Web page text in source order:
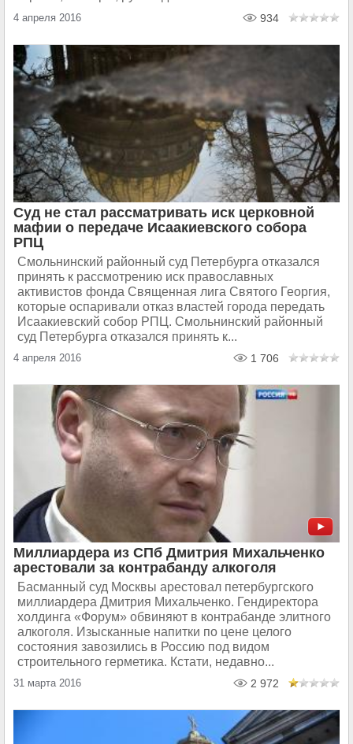
4 апреля 2016 934
Суд не стал рассматривать иск церковной
мафии о передаче Исаакиевского собора
РПЦ
Смольнинский районный суд Петербурга отказался
принять к рассмотрению иск православных
активистов фонда Священная лига Святого Георгия,
которые оспаривали отказ властей города передать
Исаакиевский собор РПЦ. Смольнинский районный
суд Петербурга отказался принять к...
4 апреля 2016 1 706
Миллиардера из СПб Дмитрия Михальченко
арестовали за контрабанду алкоголя
Басманный суд Москвы арестовал петербургского
миллиардера Дмитрия Михальченко. Гендиректора
холдинга «Форум» обвиняют в контрабанде элитного
алкоголя. Изысканные напитки по цене целого
состояния завозились в Россию под видом
строительного герметика. Кстати, недавно...
31 марта 2016 2 972